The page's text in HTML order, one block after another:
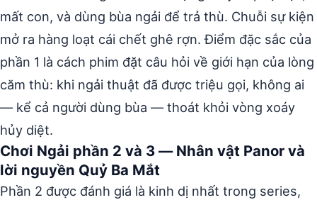
mất con, và dùng bùa ngải để trả thù. Chuỗi sự kiện
mở ra hàng loạt cái chết ghê rợn. Điểm đặc sắc của
phần 1 là cách phim đặt câu hỏi về giới hạn của lòng
căm thù: khi ngải thuật đã được triệu gọi, không ai
— kể cả người dùng bùa — thoát khỏi vòng xoáy
hủy diệt.
Chơi Ngải phần 2 và 3 — Nhân vật Panor và
lời nguyền Quỷ Ba Mắt
Phần 2 được đánh giá là kinh dị nhất trong series,